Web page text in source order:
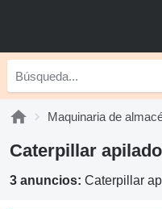
Maquinaria de
Caterpillar
3 anuncios: Caterpillar